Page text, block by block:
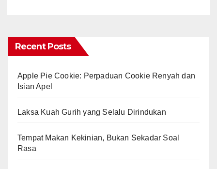
Recent Posts
Apple Pie Cookie: Perpaduan Cookie Renyah dan
Isian Apel
Laksa Kuah Gurih yang Selalu Dirindukan
Tempat Makan Kekinian, Bukan Sekadar Soal
Rasa